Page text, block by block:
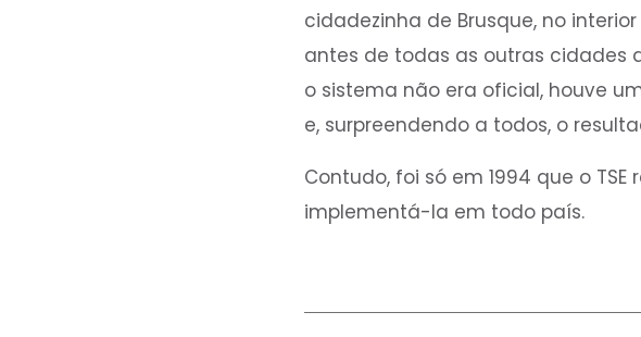
cidadezinha de Brusque, no
antes de todas as outras cidades
o sistema não era oficial, houve
e, surpreendendo a todos, o
Contudo, foi só em 1994 que o
implementá-la em todo país.